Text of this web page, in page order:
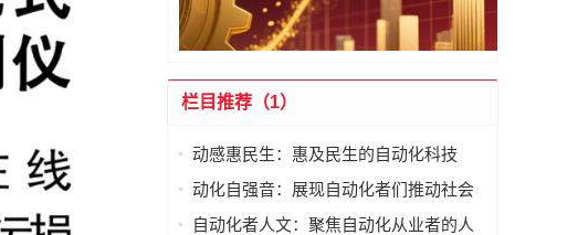
栏目推荐（1）
动感惠民生：惠及民生的自动化科技
动化自强音：展现自动化者们推动社会
进步发出的响亮声音
自动化者人文：聚焦自动化从业者的人